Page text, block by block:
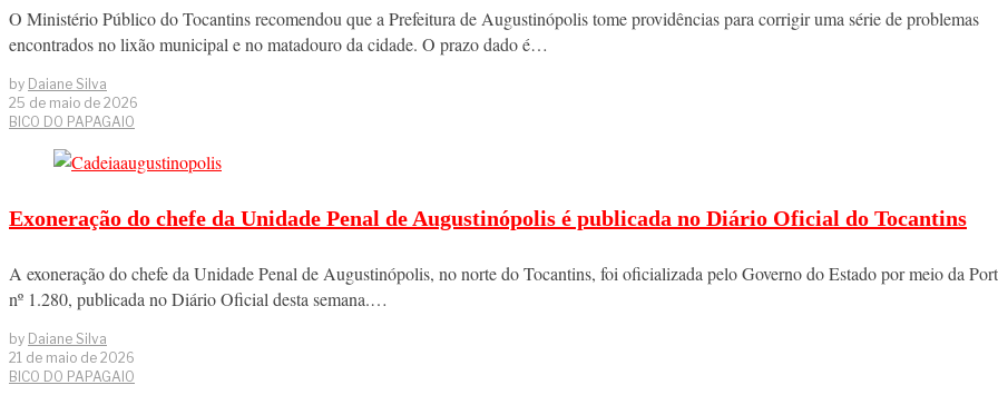
O Ministério Público do Tocantins recomendou que a Prefeitura de Augustinópolis tome providências para corrigir uma série de problemas
encontrados no lixão municipal e no matadouro da cidade. O prazo dado é…
by Daiane Silva
25 de maio de 2026
BICO DO PAPAGAIO
Exoneração do chefe da Unidade Penal de Augustinópolis é publicada no Diário Oficial do Tocantins
A exoneração do chefe da Unidade Penal de Augustinópolis, no norte do Tocantins, foi oficializada pelo Governo do Estado por meio da
nº 1.280, publicada no Diário Oficial desta semana.…
by Daiane Silva
21 de maio de 2026
BICO DO PAPAGAIO